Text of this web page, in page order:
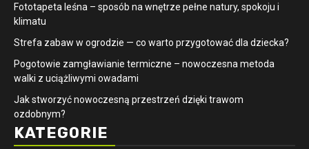
​Fototapeta leśna – sposób na wnętrze pełne natury, spokoju i
klimatu
Strefa zabaw w ogrodzie — co warto przygotować dla dziecka?
Pogotowie zamgławianie termiczne – nowoczesna metoda
walki z uciążliwymi owadami
Jak stworzyć nowoczesną przestrzeń dzięki trawom
ozdobnym?
KATEGORIE